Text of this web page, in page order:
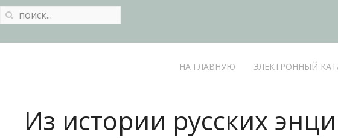
НА ГЛАВНУЮ ЭЛЕКТРОННЫЙ
Из истории русских